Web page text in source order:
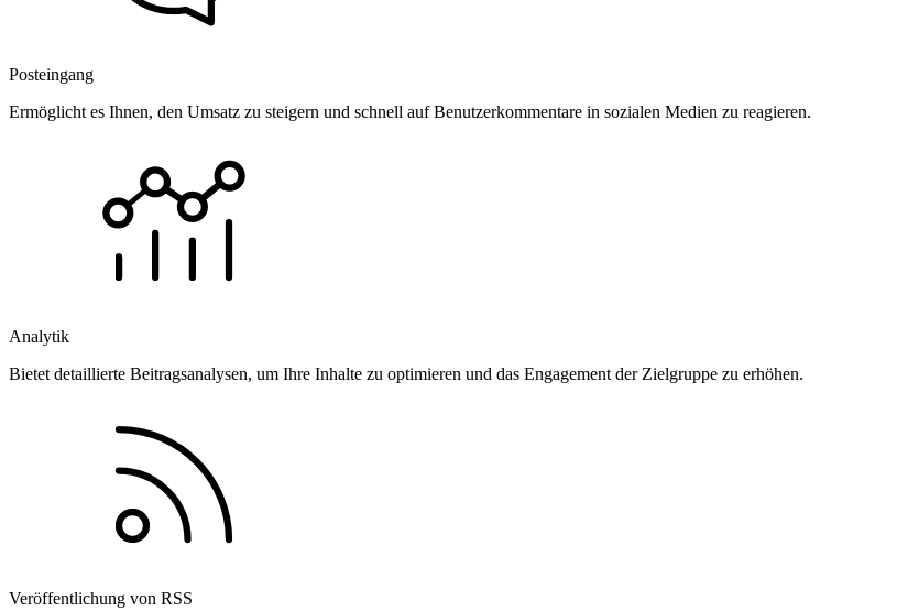
Posteingang
Ermöglicht es Ihnen, den Umsatz zu steigern und schnell auf Benutzerkommentare in sozialen Medien zu reagieren.
Analytik
Bietet detaillierte Beitragsanalysen, um Ihre Inhalte zu optimieren und das Engagement der Zielgruppe zu erhöhen.
Veröffentlichung von RSS